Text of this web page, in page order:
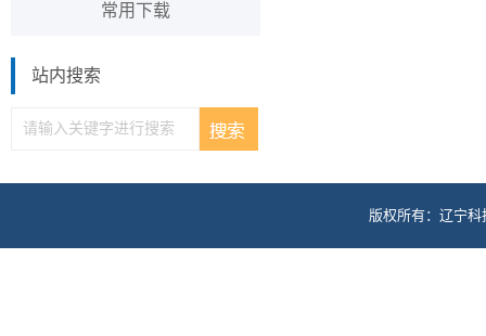
常用下载
站内搜索
版权所有：辽宁